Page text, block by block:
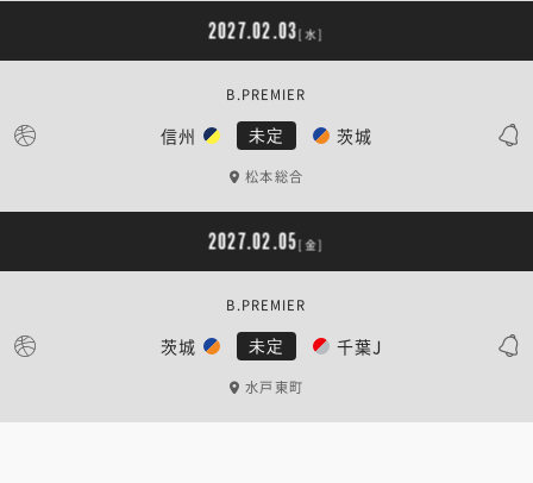
2027.02.03[水]
信州 未定 茨城
B.PREMIER
松本総合
2027.02.05[金]
茨城 未定 千葉J
B.PREMIER
水戸東町